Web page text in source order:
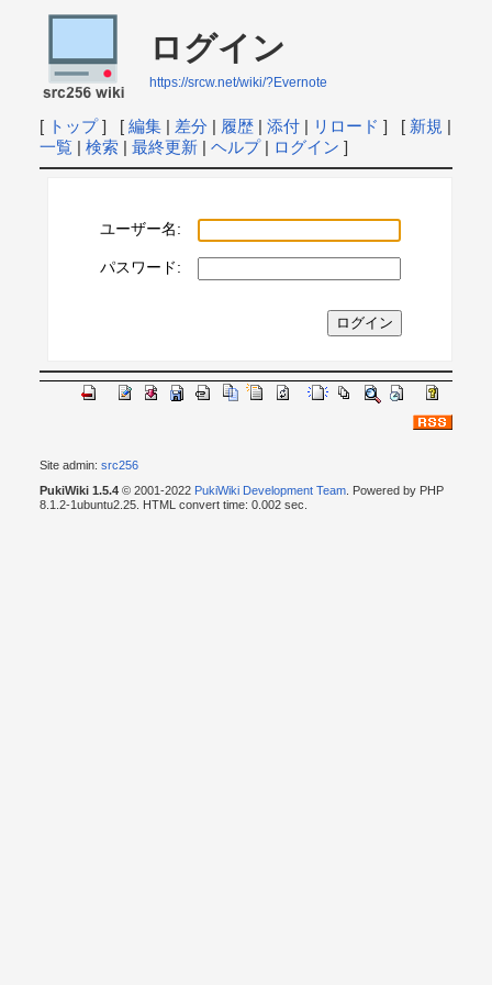
ログイン
https://srcw.net/wiki/?Evernote
[ トップ] [ 編集| 差分 | 履歴| 添付| リロード ] [ 新規 |
一覧| 検索| 最終更新| ヘルプ| ログイン ]
ユーザー名:
パスワード:
Site admin: src256
PukiWiki 1.5.4© 2001-2022 PukiWiki Development Team. Powered by PHP
8.1.2-1ubuntu2.25. HTML convert time: 0.002 sec.